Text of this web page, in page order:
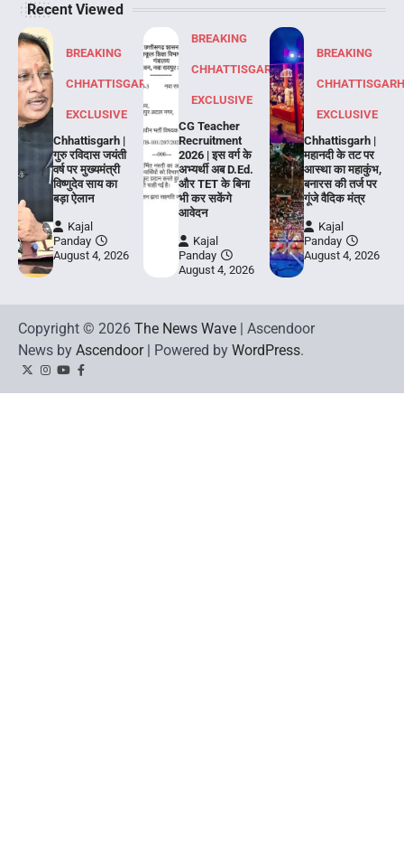
Recent Viewed
BREAKING
CHHATTISGARH
EXCLUSIVE
Chhattisgarh |
गुरु रविदास जयंती
वर्ष पर मुख्यमंत्री
विष्णुदेव साय का
बड़ा ऐलान
Kajal
Panday
August 4, 2026
BREAKING
CHHATTISGARH
EXCLUSIVE
CG Teacher
Recruitment
2026 | इस वर्ग के
अभ्यर्थी अब D.Ed.
और TET के बिना
भी कर सकेंगे
आवेदन
Kajal
Panday
August 4, 2026
BREAKING
EXCLUSIVE
Chhattisgarh |
महानदी के तट पर
आस्था का महाकुंभ,
बनारस की तर्ज पर
गूंजे वैदिक मंत्र
Kajal
Panday
August 4, 2026
Copyright © 2026 The News Wave | Ascendoor
News by Ascendoor| Powered by WordPress.
TwitterInstagram
YouTubeFacebook